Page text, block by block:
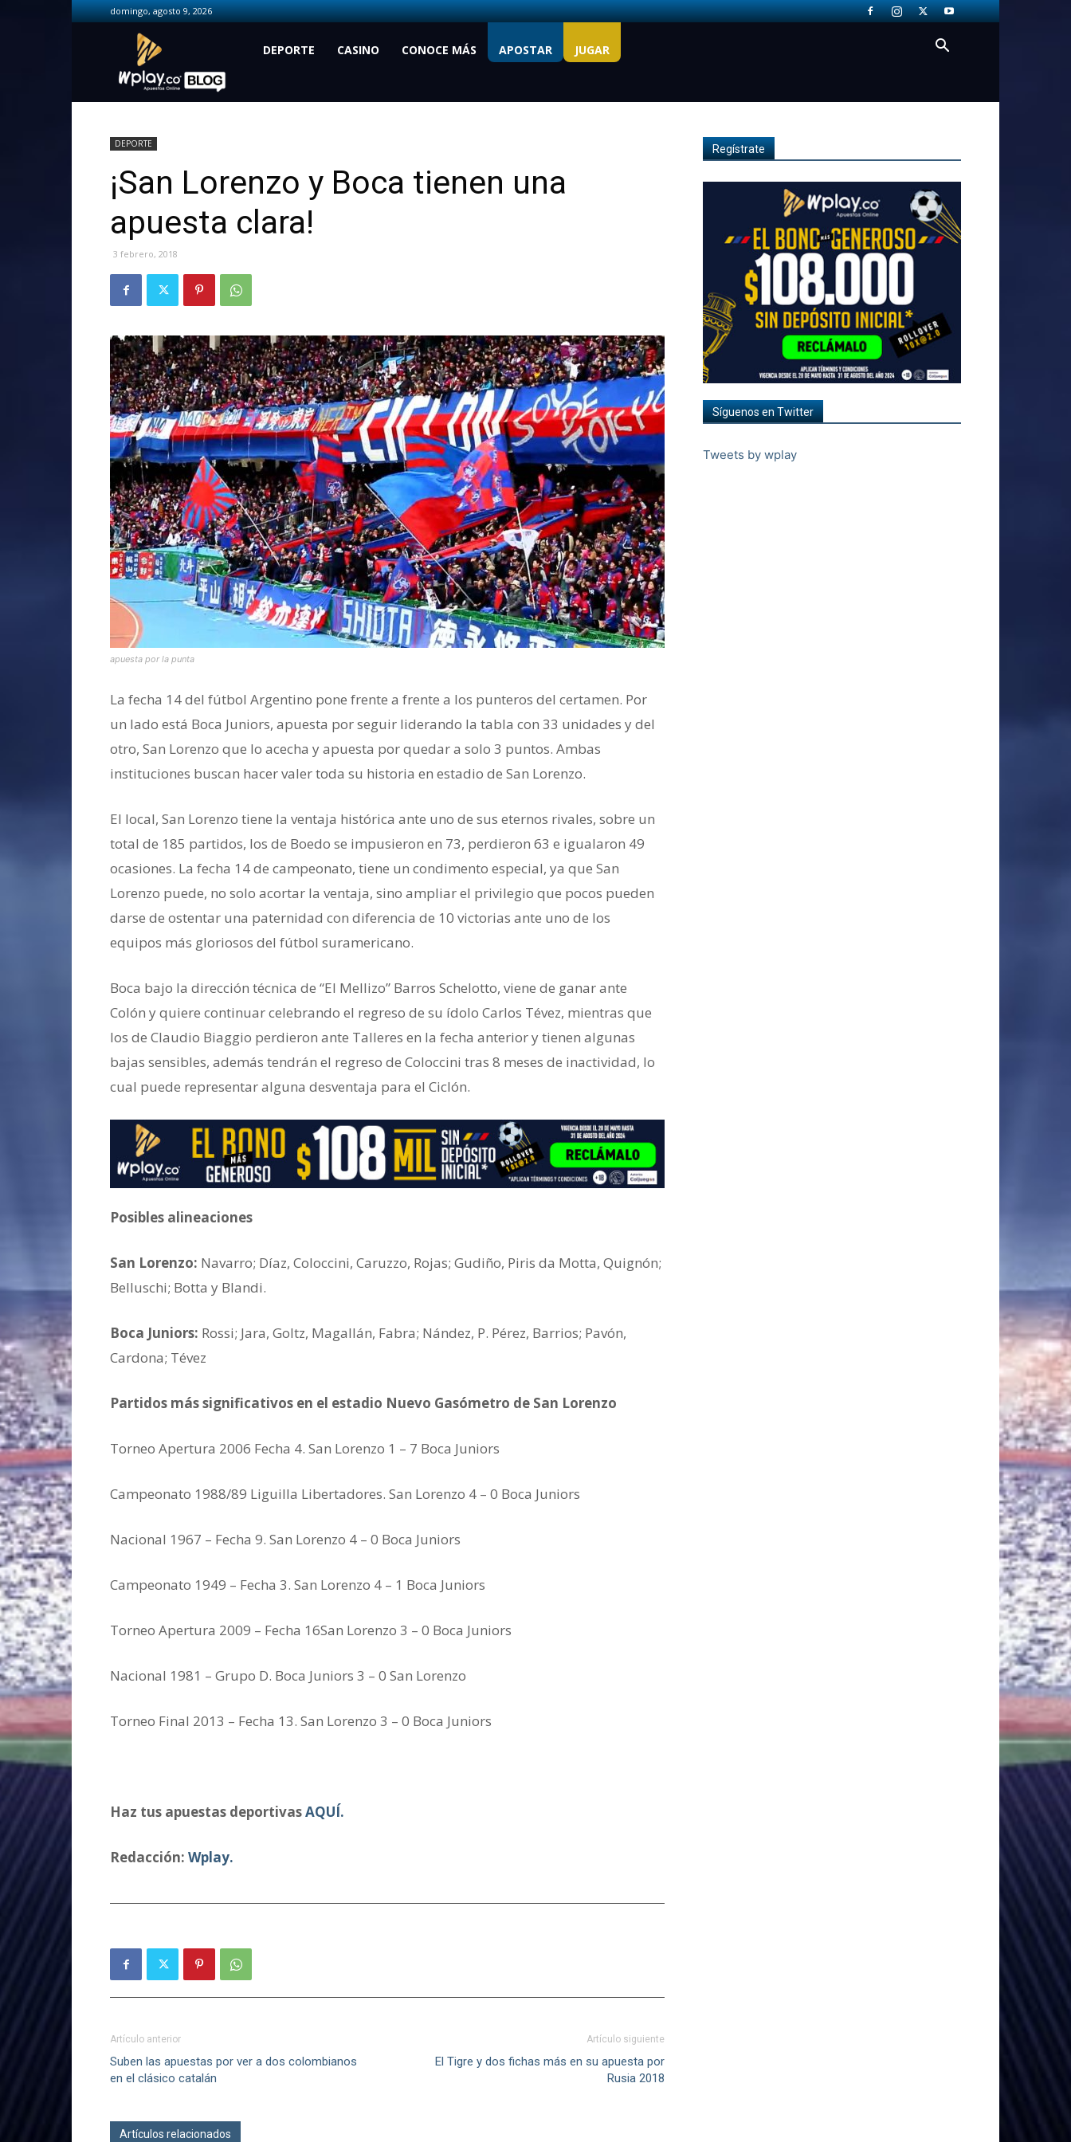
domingo, agosto 9, 2026
Wplay.co
DEPORTE CASINO CONOCE MÁS APOSTAR JUGAR
DEPORTE
¡San Lorenzo y Boca tienen una
apuesta clara!
3 febrero, 2018
apuesta por la punta
La fecha 14 del fútbol Argentino pone frente a frente a los punteros del certamen. Por
un lado está Boca Juniors, apuesta por seguir liderando la tabla con 33 unidades y del
otro, San Lorenzo que lo acecha y apuesta por quedar a solo 3 puntos. Ambas
instituciones buscan hacer valer toda su historia en estadio de San Lorenzo.
El local, San Lorenzo tiene la ventaja histórica ante uno de sus eternos rivales, sobre un
total de 185 partidos, los de Boedo se impusieron en 73, perdieron 63 e igualaron 49
ocasiones. La fecha 14 de campeonato, tiene un condimento especial, ya que San
Lorenzo puede, no solo acortar la ventaja, sino ampliar el privilegio que pocos pueden
darse de ostentar una paternidad con diferencia de 10 victorias ante uno de los
equipos más gloriosos del fútbol suramericano.
Boca bajo la dirección técnica de “El Mellizo” Barros Schelotto, viene de ganar ante
Colón y quiere continuar celebrando el regreso de su ídolo Carlos Tévez, mientras que
los de Claudio Biaggio perdieron ante Talleres en la fecha anterior y tienen algunas
bajas sensibles, además tendrán el regreso de Coloccini tras 8 meses de inactividad, lo
cual puede representar alguna desventaja para el Ciclón.
Posibles alineaciones
San Lorenzo: Navarro; Díaz, Coloccini, Caruzzo, Rojas; Gudiño, Piris da Motta, Quignón;
Belluschi; Botta y Blandi.
Boca Juniors: Rossi; Jara, Goltz, Magallán, Fabra; Nández, P. Pérez, Barrios; Pavón,
Cardona; Tévez
Partidos más significativos en el estadio Nuevo Gasómetro de San Lorenzo
Torneo Apertura 2006 Fecha 4. San Lorenzo 1 – 7 Boca Juniors
Campeonato 1988/89 Liguilla Libertadores. San Lorenzo 4 – 0 Boca Juniors
Nacional 1967 – Fecha 9. San Lorenzo 4 – 0 Boca Juniors
Campeonato 1949 – Fecha 3. San Lorenzo 4 – 1 Boca Juniors
Torneo Apertura 2009 – Fecha 16San Lorenzo 3 – 0 Boca Juniors
Nacional 1981 – Grupo D. Boca Juniors 3 – 0 San Lorenzo
Torneo Final 2013 – Fecha 13. San Lorenzo 3 – 0 Boca Juniors
Haz tus apuestas deportivasAQUÍ.
Redacción: Wplay.
Artículo anterior
Suben las apuestas por ver a dos colombianos
en el clásico catalán
Artículo siguiente
El Tigre y dos fichas más en su apuesta por
Rusia 2018
Artículos relacionados
Regístrate
Síguenos en Twitter
Tweets by wplay